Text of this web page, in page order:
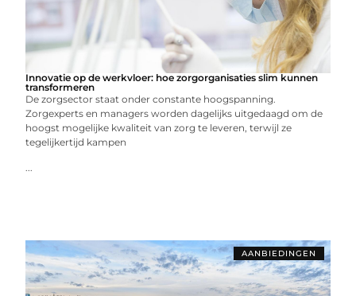
Innovatie op de werkvloer: hoe zorgorganisaties slim kunnen
transformeren
De zorgsector staat onder constante hoogspanning.
Zorgexperts en managers worden dagelijks uitgedaagd om de
hoogst mogelijke kwaliteit van zorg te leveren, terwijl ze
tegelijkertijd kampen
...
AANBIEDINGEN